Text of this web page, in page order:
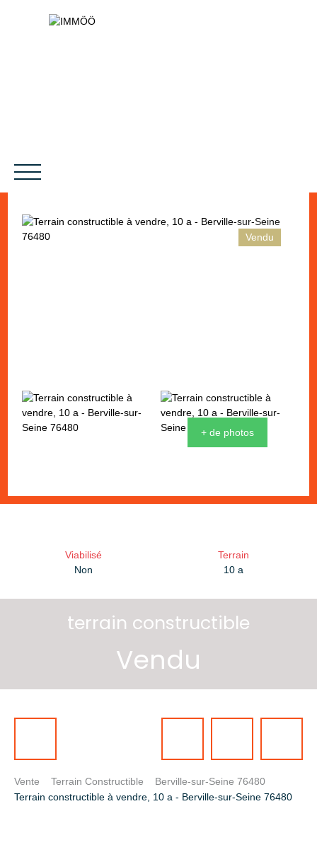
Vendu
+ de photos
Viabilisé
Non
Terrain
10 a
terrain constructible
Vendu
Vente Terrain Constructible
Berville-sur-Seine 76480
Terrain constructible à vendre, 10 a - Berville-sur-Seine 76480